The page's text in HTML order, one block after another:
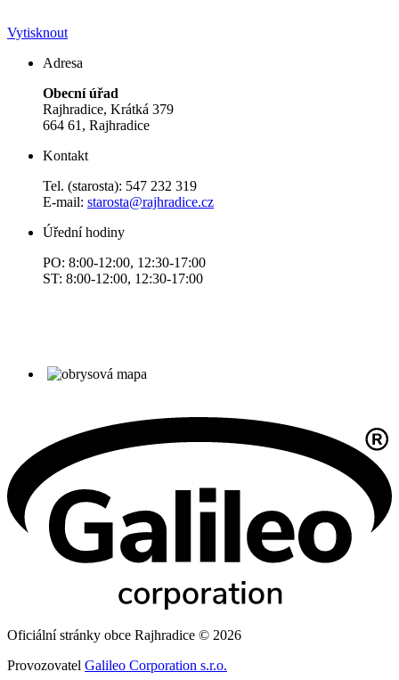
Vytisknout
Adresa
Obecní úřad
Rajhradice, Krátká 379
664 61, Rajhradice
Kontakt
Tel. (starosta): 547 232 319
E-mail: starosta@rajhradice.cz
Úřední hodiny
PO: 8:00-12:00, 12:30-17:00
ST: 8:00-12:00, 12:30-17:00
Oficiální stránky obce Rajhradice © 2026
Provozovatel Galileo Corporation s.r.o.